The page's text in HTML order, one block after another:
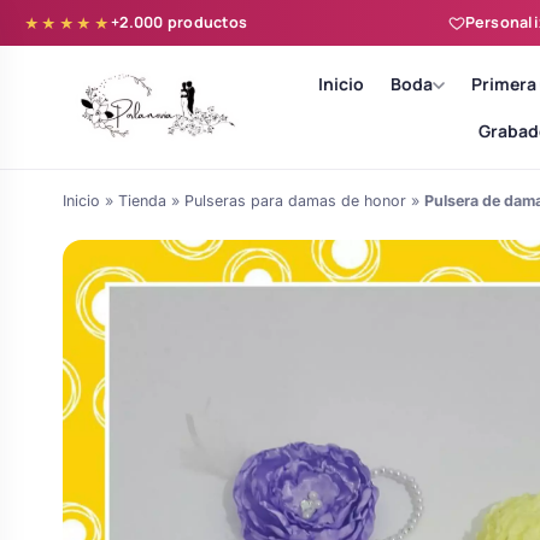
★★★★★+2.000 productos
Inicio Boda
novia y zapatillas
personalizadas
de boda
Árboles de Huellas para Primera
Comunión
Batas de comunión personalizadas
para niña
Inicio » Tienda » Pulseras para damas de honor » Pulsera de